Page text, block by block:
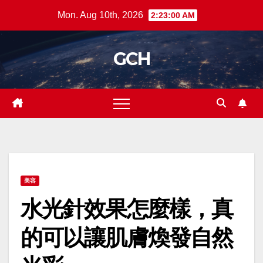
Mon. Aug 10th, 2026 2:23:01 AM
GCH
美容
水光針效果怎麼樣，真
的可以讓肌膚煥發自然